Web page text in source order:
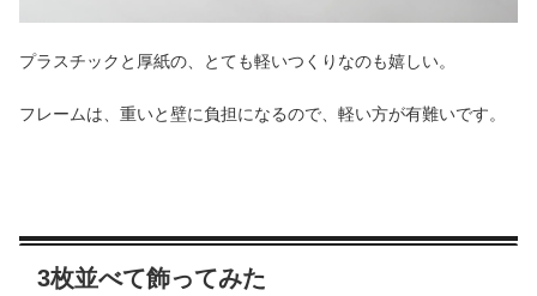
プラスチックと厚紙の、とても軽いつくりなのも嬉しい。
フレームは、重いと壁に負担になるので、軽い方が有難いです。
3枚並べて飾ってみた